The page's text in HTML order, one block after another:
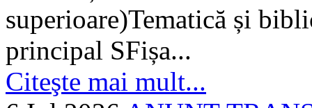
superioare)Tematică și
principal SFișa...
Citeşte mai mult...